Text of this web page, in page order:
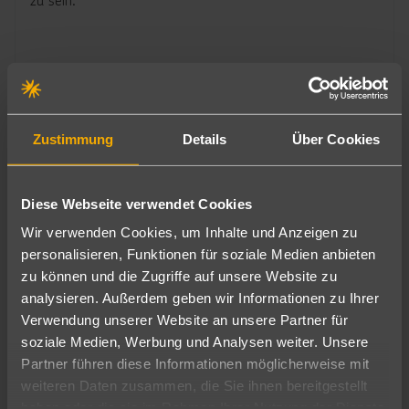
Zustimmung Details Über Cookies
Diese Webseite verwendet Cookies
Wir verwenden Cookies, um Inhalte und Anzeigen zu
personalisieren, Funktionen für soziale Medien anbieten
zu können und die Zugriffe auf unsere Website zu
analysieren. Außerdem geben wir Informationen zu Ihrer
Verwendung unserer Website an unsere Partner für
soziale Medien, Werbung und Analysen weiter. Unsere
Partner führen diese Informationen möglicherweise mit
weiteren Daten zusammen, die Sie ihnen bereitgestellt
Weitere tolle Angebote für deinen
Traumurlaub